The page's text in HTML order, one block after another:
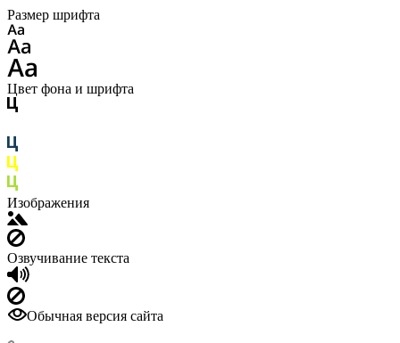
Размер шрифта
Цвет фона и шрифта
Изображения
Озвучивание текста
Обычная версия сайта